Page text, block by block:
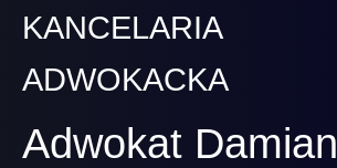
KANCELARIA
ADWOKACKA
Adwokat Damian